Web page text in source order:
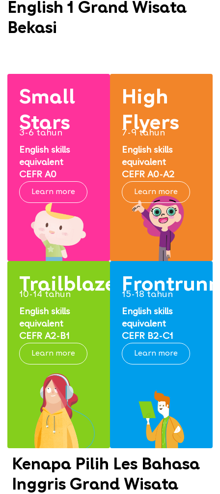
English 1 Grand Wisata
Bekasi
Small
Stars
3-6 tahun
English skills
equivalent
CEFR A0
Learn more
High
Flyers
7-9 tahun
English skills
equivalent
CEFR A0-A2
Learn more
Trailblazers
10-14 tahun
English skills
equivalent
CEFR A2-B1
Learn more
15-18 tahun
English skills
equivalent
CEFR B2-C1
Learn more
Kenapa Pilih Les Bahasa
Inggris Grand Wisata